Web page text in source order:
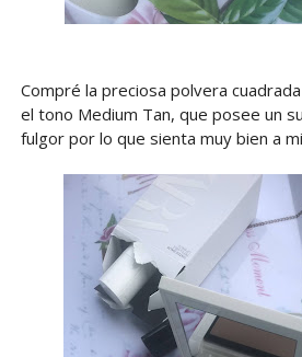
Compré la preciosa polvera
el tono Medium Tan, que posee un
fulgor por lo que sienta muy bien a